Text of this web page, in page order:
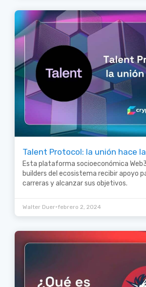
Talent Protocol: la unión hace
Esta plataforma socioeconómica
builders del ecosistema recibir apoyo
carreras y alcanzar sus objetivos.
Walter Duer•febrero 2, 2024